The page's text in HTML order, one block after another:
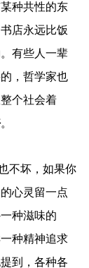
种共性的东
店永远比饭
有些人一辈
，哲学家也
个社会着
。
不坏，如果你
心灵留一点
种滋味的
种精神追求
到，各种各